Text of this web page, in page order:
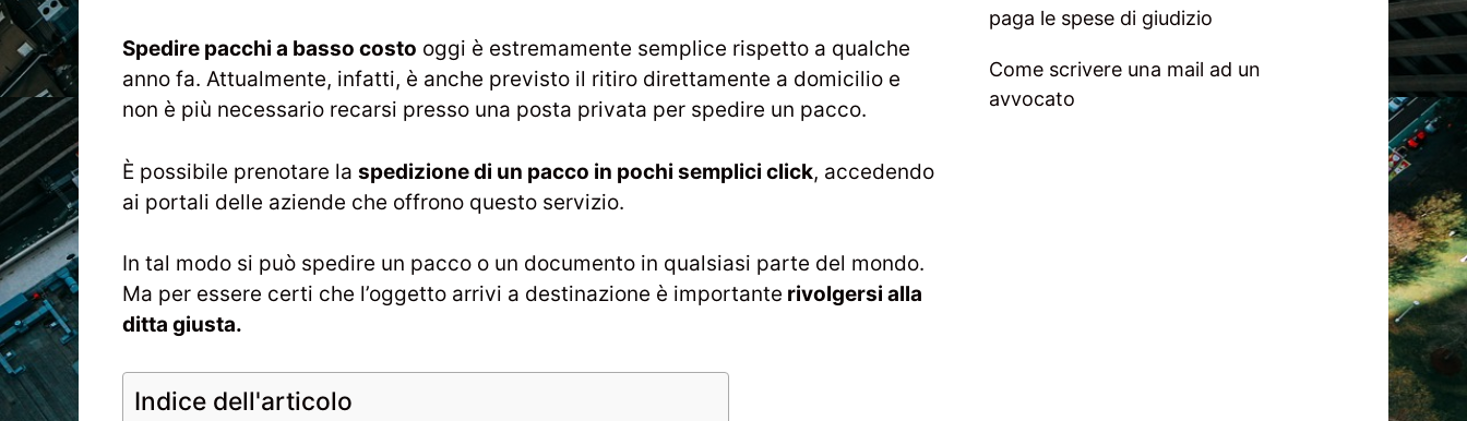
Spedire pacchi a basso costo oggi è estremamente semplice rispetto a qualche
anno fa. Attualmente, infatti, è anche previsto il ritiro direttamente a domicilio e
non è più necessario recarsi presso una posta privata per spedire un pacco.
È possibile prenotare la spedizione di un pacco in pochi semplici click, accedendo
ai portali delle aziende che offrono questo servizio.
In tal modo si può spedire un pacco o un documento in qualsiasi parte del mondo.
Ma per essere certi che l’oggetto arrivi a destinazione è importante rivolgersi alla
ditta giusta.
Indice dell'articolo
paga le spese di giudizio
Come scrivere una mail ad un
avvocato